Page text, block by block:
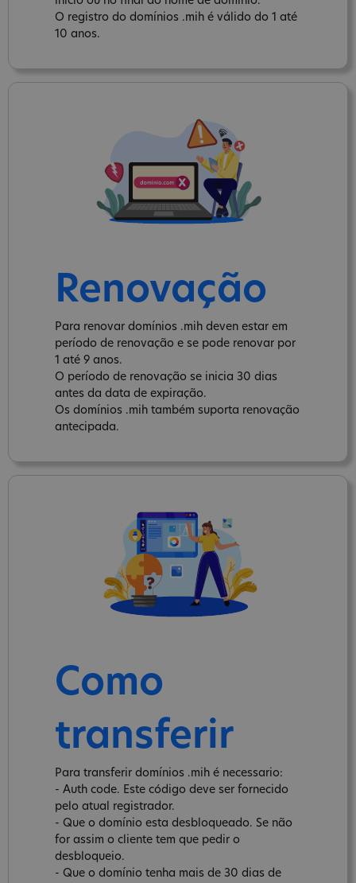
O registro do domínios .mih é válido do 1 até
10 anos.
Renovação
Para renovar domínios .mih deven estar em
período de renovação e se pode renovar por
1 até 9 anos.
O período de renovação se inicia 30 dias
antes da data de expiração.
Os domínios .mih também suporta renovação
antecipada.
Como
transferir
Para transferir domínios .mih é necessario:
- Auth code. Este código deve ser fornecido
pelo atual registrador.
- Que o domínio esta desbloqueado. Se não
for assim o cliente tem que pedir o
desbloqueio.
- Que o domínio tenha mais de 30 dias de